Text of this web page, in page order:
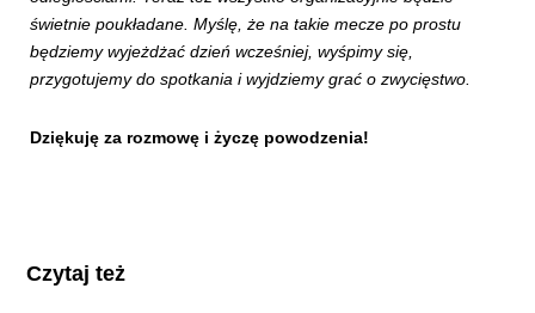
świetnie poukładane. Myślę, że na takie mecze po prostu
będziemy wyjeżdżać dzień wcześniej, wyśpimy się,
przygotujemy do spotkania i wyjdziemy grać o zwycięstwo.
Dziękuję za rozmowę i życzę powodzenia!
Czytaj też